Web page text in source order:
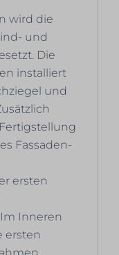
wird die
und
Die
installiert
und
Fassaden-
ersten
Inneren
ersten